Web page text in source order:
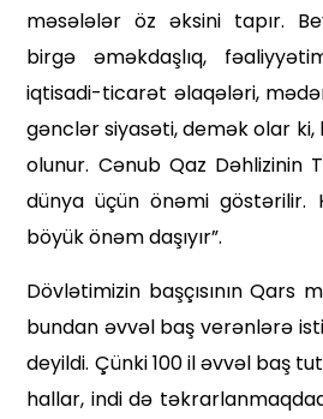
məsələlər öz əksini tapır.
birgə əməkdaşlıq,
iqtisadi-ticarət əlaqələri,
gənclər siyasəti, demək olar
olunur. Cənub Qaz Dəhlizinin
dünya üçün önəmi göstərilir.
böyük önəm daşıyır”.
Dövlətimizin başçısının Qars
bundan əvvəl baş verənlərə
deyildi. Çünki 100 il əvvəl baş
hallar, indi də